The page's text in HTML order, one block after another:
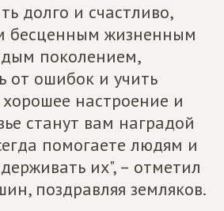
долго и счастливо,
бесценным жизненным
поколением,
от ошибок и учить
настроение и
станут вам наградой
помогаете людям и
их", – отметил
поздравляя земляков.